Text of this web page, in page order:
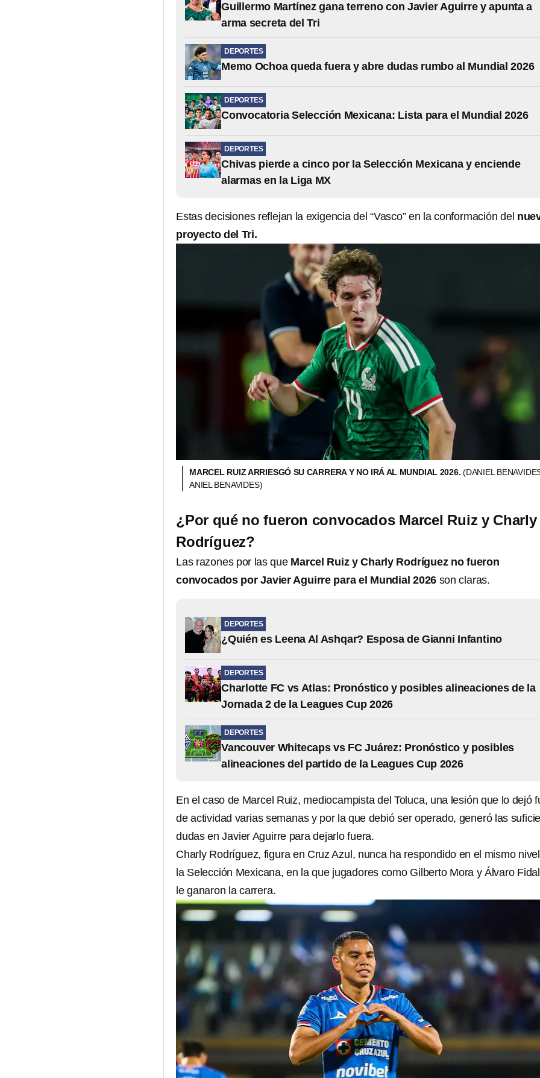
Guillermo Martínez gana terreno con Javier Aguirre y apunta a
arma secreta del Tri
DEPORTES
Memo Ochoa queda fuera y abre dudas rumbo al Mundial 2026
DEPORTES
Convocatoria Selección Mexicana: Lista para el Mundial 2026
DEPORTES
Chivas pierde a cinco por la Selección Mexicana y enciende
alarmas en la Liga MX
Estas decisiones reflejan la exigencia del “Vasco” en la conformación del
proyecto del Tri.
MARCEL RUIZ ARRIESGÓ SU CARRERA Y NO IRÁ AL MUNDIAL 2026. (DANIEL
ANIEL BENAVIDES)
¿Por qué no fueron convocados Marcel Ruiz y Charly
Rodríguez?
Las razones por las que Marcel Ruiz y Charly Rodríguez no fueron
convocados por Javier Aguirre para el Mundial 2026 son claras.
DEPORTES
¿Quién es Leena Al Ashqar? Esposa de Gianni Infantino
DEPORTES
Charlotte FC vs Atlas: Pronóstico y posibles alineaciones de la
Jornada 2 de la Leagues Cup 2026
DEPORTES
Vancouver Whitecaps vs FC Juárez: Pronóstico y posibles
alineaciones del partido de la Leagues Cup 2026
En el caso de Marcel Ruiz, mediocampista del Toluca, una lesión que lo dejó
de actividad varias semanas y por la que debió ser operado, generó las
dudas en Javier Aguirre para dejarlo fuera.
Charly Rodríguez, figura en Cruz Azul, nunca ha respondido en el mismo
la Selección Mexicana, en la que jugadores como Gilberto Mora y Álvaro
le ganaron la carrera.